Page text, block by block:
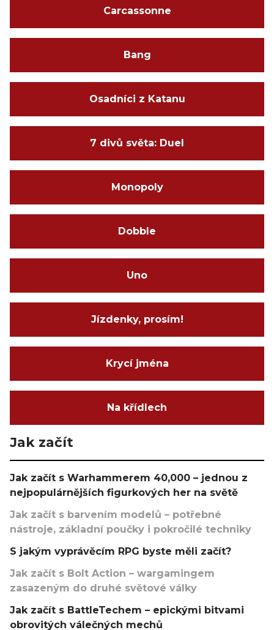
Carcassonne
Bang
Osadníci z Katanu
7 divů světa: Duel
Monopoly
Dobble
Uno
Jízdenky, prosím!
Krycí jména
Na křídlech
Jak začít
Jak začít s Warhammerem 40,000 – jednou z
nejpopulárnějších figurkových her na světě
Jak začít s barvením modelů – potřebné
nástroje, základní poučky i pokročilé techniky
S jakým vyprávěcím RPG byste měli začít?
Jak začít s Bolt Action – wargamingem
zasazeným do druhé světové války
Jak začít s BattleTechem – epickými bitvami
obrovitých válečných mechů